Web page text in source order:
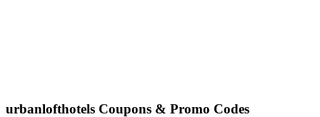
urbanlofthotels Coupons & Promo Codes